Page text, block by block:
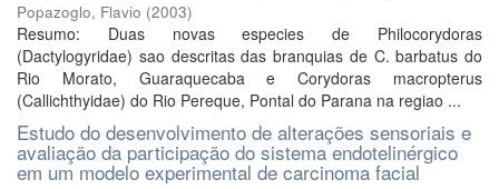
Popazoglo, Flavio (2003)
Resumo: Duas novas especies de Philocorydoras
(Dactylogyridae) sao descritas das branquias de C. barbatus do
Rio Morato, Guaraquecaba e Corydoras macropterus
(Callichthyidae) do Rio Pereque, Pontal do Parana na regiao ...
Estudo do desenvolvimento de alterações sensoriais e
avaliação da participação do sistema endotelinérgico
em um modelo experimental de carcinoma facial